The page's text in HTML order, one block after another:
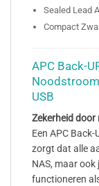
Sealed Lead
Compact
APC Back-
USB
Zekerheid
Een APC
zorgt dat alle
NAS, maar
functioneren